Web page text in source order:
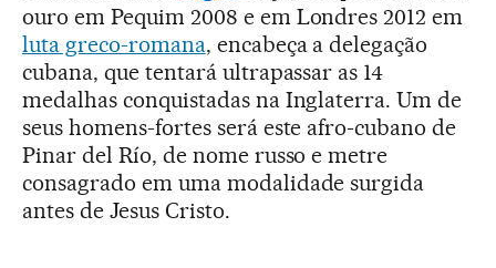
ouro em Pequim 2008 e em Londres 2012 em
luta greco-romana, encabeça a delegação
cubana, que tentará ultrapassar as 14
medalhas conquistadas na Inglaterra. Um de
seus homens-fortes será este afro-cubano de
Pinar del Río, de nome russo e metre
consagrado em uma modalidade surgida
antes de Jesus Cristo.